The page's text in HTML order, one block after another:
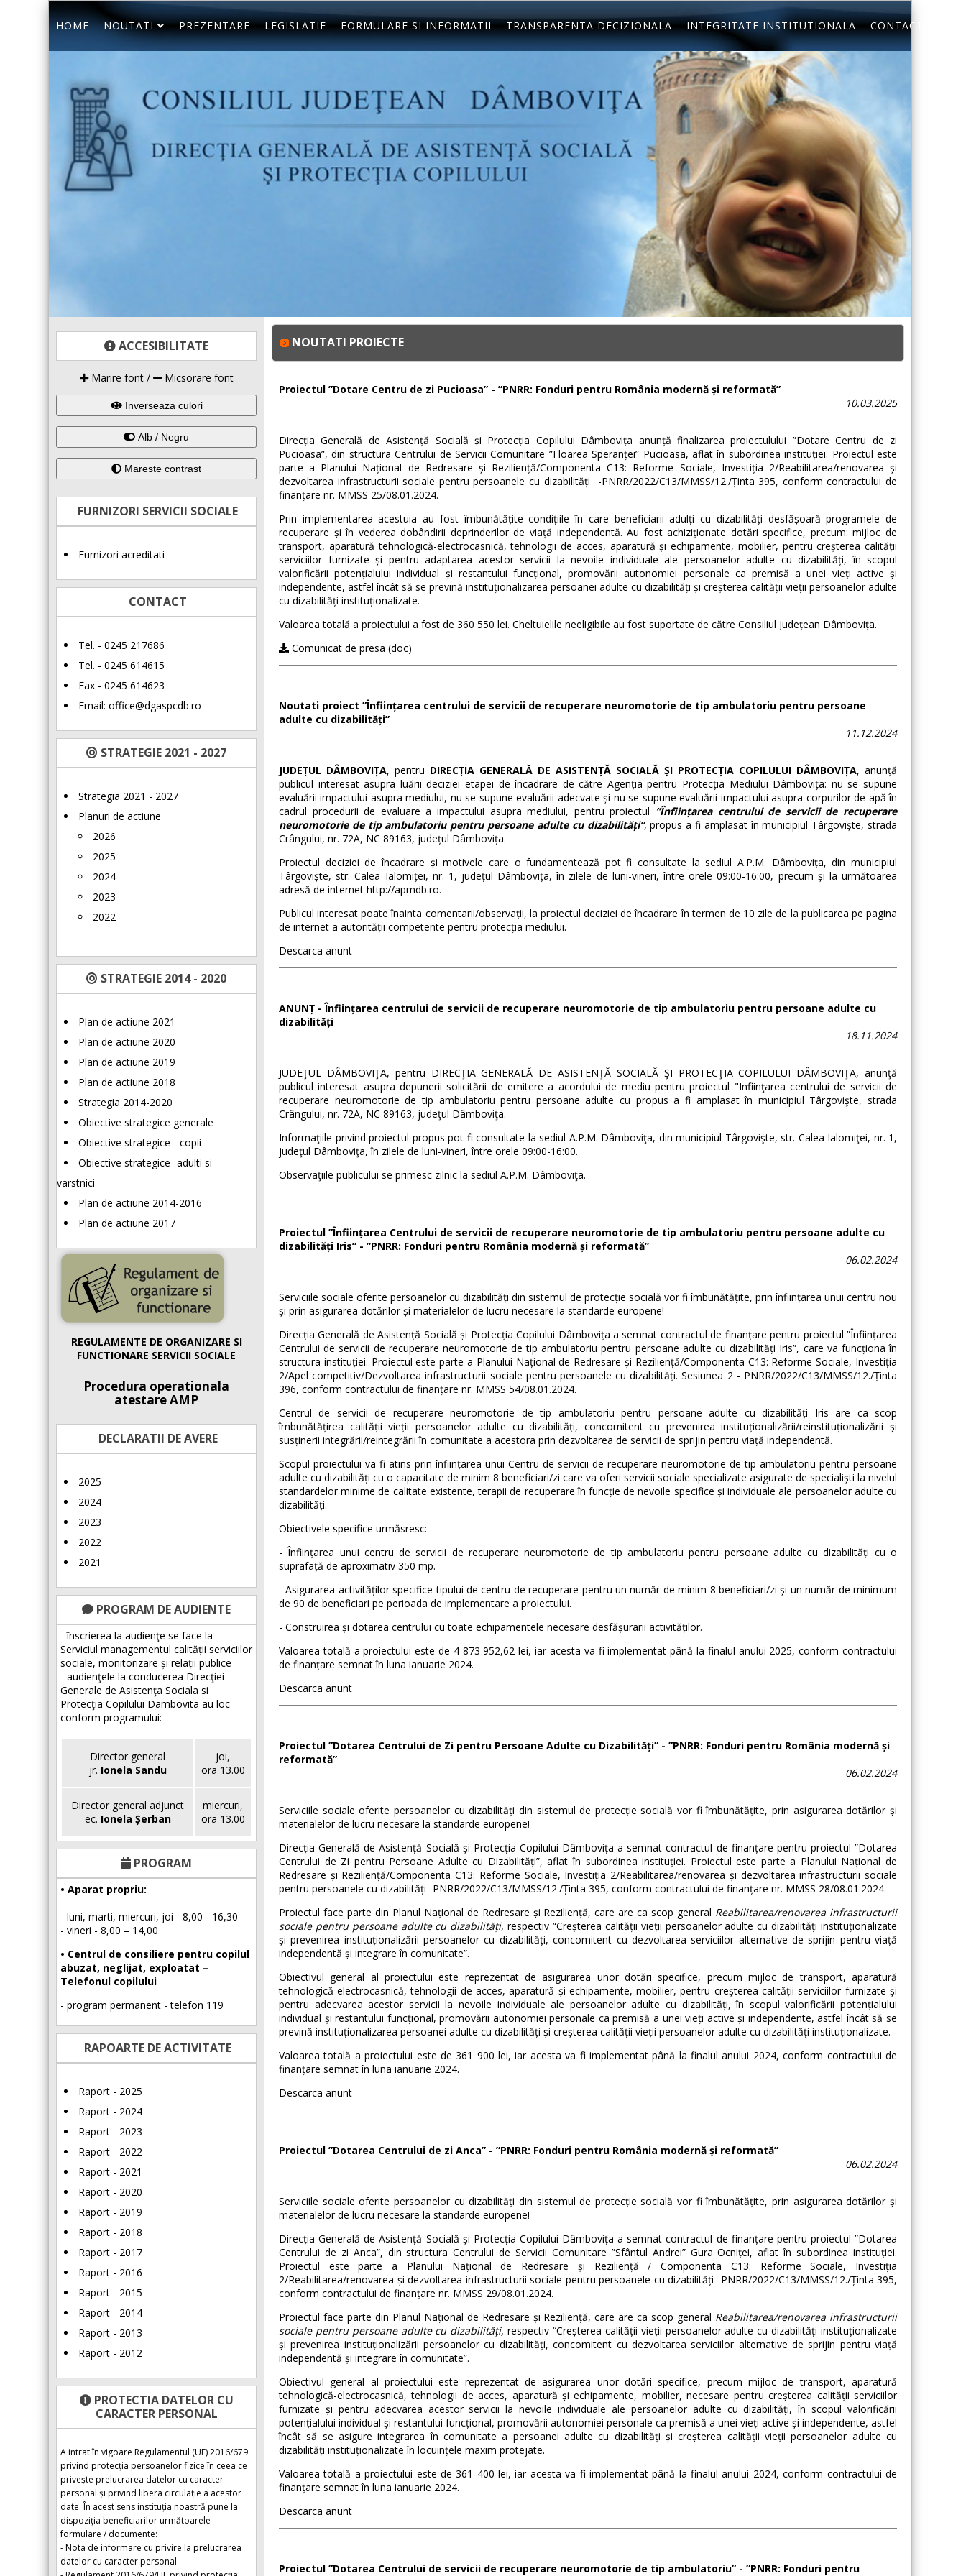
HOME NOUTATI PREZENTARE LEGISLATIE FORMULARE SI INFORMATII TRANSPARENTA DECIZIONALA INTEGRITATE INSTITUTIONALA CONTACT
ACCESIBILITATE
Marire font/ Micsorare font
Inverseaza culori
Alb / Negru
Mareste contrast
FURNIZORI SERVICII SOCIALE
Furnizori acreditati
CONTACT
Tel. - 0245 217686
Tel. - 0245 614615
Fax - 0245 614623
Email: office@dgaspcdb.ro
STRATEGIE 2021 - 2027
Strategia 2021 - 2027
Planuri de actiune
2026
2025
2024
2023
2022
STRATEGIE 2014 - 2020
Plan de actiune 2021
Plan de actiune 2020
Plan de actiune 2019
Plan de actiune 2018
Strategia 2014-2020
Obiective strategice generale
Obiective strategice - copii
Obiective strategice -adulti si
varstnici
Plan de actiune 2014-2016
Plan de actiune 2017
REGULAMENTE DE ORGANIZARE SI
FUNCTIONARE SERVICII SOCIALE
Procedura operationala
atestare AMP
DECLARATII DE AVERE
2025
2024
2023
2022
2021
PROGRAM DE AUDIENTE
- înscrierea la audienţe se face la
Serviciul managementul calității serviciilor
sociale, monitorizare și relații publice
- audienţele la conducerea Direcţiei
Generale de Asistenţa Sociala si
Protecţia Copilului Dambovita au loc
conform programului:
Director general
jr. Ionela Sandu
joi,
ora 13.00
Director general adjunct
ec. Ionela Șerban
miercuri,
ora 13.00
PROGRAM
• Aparat propriu:
- luni, marti, miercuri, joi - 8,00 - 16,30
- vineri - 8,00 – 14,00
• Centrul de consiliere pentru copilul
abuzat, neglijat, exploatat –
Telefonul copilului
- program permanent - telefon 119
RAPOARTE DE ACTIVITATE
Raport - 2025
Raport - 2024
Raport - 2023
Raport - 2022
Raport - 2021
Raport - 2020
Raport - 2019
Raport - 2018
Raport - 2017
Raport - 2016
Raport - 2015
Raport - 2014
Raport - 2013
Raport - 2012
PROTECTIA DATELOR CU
CARACTER PERSONAL
A intrat în vigoare Regulamentul (UE) 2016/679
privind protecția persoanelor fizice în ceea ce
privește prelucrarea datelor cu caracter
personal și privind libera circulație a acestor
date. În acest sens instituția noastră pune la
dispoziția beneficiarilor următoarele
formulare / documente:
- Nota de informare cu privire la prelucrarea
datelor cu caracter personal
NOUTATI PROIECTE
Proiectul ”Dotare Centru de zi Pucioasa” - ”PNRR: Fonduri pentru România modernă și reformată”
10.03.2025
Direcția Generală de Asistență Socială și Protecția Copilului Dâmbovița anunță finalizarea proiectulului ”Dotare Centru de zi
Pucioasa”, din structura Centrului de Servicii Comunitare ”Floarea Speranței” Pucioasa, aflat în subordinea instituției. Proiectul este
parte a Planului Național de Redresare și Reziliență/Componenta C13: Reforme Sociale, Investiția 2/Reabilitarea/renovarea și
dezvoltarea infrastructurii sociale pentru persoanele cu dizabilități -PNRR/2022/C13/MMSS/12./Ținta 395, conform contractului de
finanțare nr. MMSS 25/08.01.2024.
Prin implementarea acestuia au fost îmbunătățite condițiile în care beneficiarii adulți cu dizabilități desfășoară programele de
recuperare și în vederea dobândirii deprinderilor de viață independentă. Au fost achiziționate dotări specifice, precum: mijloc de
transport, aparatură tehnologică-electrocasnică, tehnologii de acces, aparatură și echipamente, mobilier, pentru creșterea calității
serviciilor furnizate și pentru adaptarea acestor servicii la nevoile individuale ale persoanelor adulte cu dizabilități, în scopul
valorificării potențialului individual și restantului funcțional, promovării autonomiei personale ca premisă a unei vieți active și
independente, astfel încât să se prevină instituționalizarea persoanei adulte cu dizabilități și creșterea calității vieții persoanelor adulte
cu dizabilități instituționalizate.
Valoarea totală a proiectului a fost de 360 550 lei. Cheltuielile neeligibile au fost suportate de către Consiliul Județean Dâmbovița.
Comunicat de presa (doc)
Noutati proiect ”Înființarea centrului de servicii de recuperare neuromotorie de tip ambulatoriu pentru persoane
adulte cu dizabilități”
11.12.2024
JUDEȚUL DÂMBOVIȚA, pentru DIRECȚIA GENERALĂ DE ASISTENȚĂ SOCIALĂ ȘI PROTECȚIA COPILULUI DÂMBOVIȚA, anunță
publicul interesat asupra luării deciziei etapei de încadrare de către Agenția pentru Protecția Mediului Dâmbovița: nu se supune
evaluării impactului asupra mediului, nu se supune evaluării adecvate și nu se supune evaluării impactului asupra corpurilor de apă în
cadrul procedurii de evaluare a impactului asupra mediului, pentru proiectul ”Înființarea centrului de servicii de recuperare
neuromotorie de tip ambulatoriu pentru persoane adulte cu dizabilități”, propus a fi amplasat în municipiul Târgoviște, strada
Crângului, nr. 72A, NC 89163, județul Dâmbovița.
Proiectul deciziei de încadrare și motivele care o fundamentează pot fi consultate la sediul A.P.M. Dâmbovița, din municipiul
Târgoviște, str. Calea Ialomiței, nr. 1, județul Dâmbovița, în zilele de luni-vineri, între orele 09:00-16:00, precum și la următoarea
adresă de internet http://apmdb.ro.
Publicul interesat poate înainta comentarii/observații, la proiectul deciziei de încadrare în termen de 10 zile de la publicarea pe pagina
de internet a autorității competente pentru protecția mediului.
Descarca anunt
ANUNȚ - Înființarea centrului de servicii de recuperare neuromotorie de tip ambulatoriu pentru persoane adulte cu
dizabilități
18.11.2024
JUDEŢUL DÂMBOVIŢA, pentru DIRECŢIA GENERALĂ DE ASISTENŢĂ SOCIALĂ ŞI PROTECŢIA COPILULUI DÂMBOVIŢA, anunţă
publicul interesat asupra depunerii solicitării de emitere a acordului de mediu pentru proiectul "Infiinţarea centrului de servicii de
recuperare neuromotorie de tip ambulatoriu pentru persoane adulte cu propus a fi amplasat în municipiul Târgovişte, strada
Crângului, nr. 72A, NC 89163, judeţul Dâmboviţa.
Informaţiile privind proiectul propus pot fi consultate la sediul A.P.M. Dâmboviţa, din municipiul Târgovişte, str. Calea Ialomiţei, nr. 1,
judeţul Dâmboviţa, în zilele de luni-vineri, între orele 09:00-16:00.
Observaţiile publicului se primesc zilnic la sediul A.P.M. Dâmboviţa.
Proiectul ”Înființarea Centrului de servicii de recuperare neuromotorie de tip ambulatoriu pentru persoane adulte cu
dizabilități Iris” - ”PNRR: Fonduri pentru România modernă și reformată”
06.02.2024
Serviciile sociale oferite persoanelor cu dizabilități din sistemul de protecție socială vor fi îmbunătățite, prin înființarea unui centru nou
și prin asigurarea dotărilor și materialelor de lucru necesare la standarde europene!
Direcția Generală de Asistență Socială și Protecția Copilului Dâmbovița a semnat contractul de finanțare pentru proiectul ”Înființarea
Centrului de servicii de recuperare neuromotorie de tip ambulatoriu pentru persoane adulte cu dizabilități Iris”, care va funcționa în
structura instituției. Proiectul este parte a Planului Național de Redresare și Reziliență/Componenta C13: Reforme Sociale, Investiția
2/Apel competitiv/Dezvoltarea infrastructurii sociale pentru persoanele cu dizabilități. Sesiunea 2 - PNRR/2022/C13/MMSS/12./Ținta
396, conform contractului de finanțare nr. MMSS 54/08.01.2024.
Centrul de servicii de recuperare neuromotorie de tip ambulatoriu pentru persoane adulte cu dizabilități Iris are ca scop
îmbunătățirea calității vieții persoanelor adulte cu dizabilități, concomitent cu prevenirea instituționalizării/reinstituționalizării și
susținerii integrării/reintegrării în comunitate a acestora prin dezvoltarea de servicii de sprijin pentru viață independentă.
Scopul proiectului va fi atins prin înființarea unui Centru de servicii de recuperare neuromotorie de tip ambulatoriu pentru persoane
adulte cu dizabilități cu o capacitate de minim 8 beneficiari/zi care va oferi servicii sociale specializate asigurate de specialiști la nivelul
standardelor minime de calitate existente, terapii de recuperare în funcție de nevoile specifice și individuale ale persoanelor adulte cu
dizabilități.
Obiectivele specifice urmăsresc:
- Înființarea unui centru de servicii de recuperare neuromotorie de tip ambulatoriu pentru persoane adulte cu dizabilități cu o
suprafață de aproximativ 350 mp.
- Asigurarea activităților specifice tipului de centru de recuperare pentru un număr de minim 8 beneficiari/zi și un număr de minimum
de 90 de beneficiari pe perioada de implementare a proiectului.
- Construirea și dotarea centrului cu toate echipamentele necesare desfășurarii activităților.
Valoarea totală a proiectului este de 4 873 952,62 lei, iar acesta va fi implementat până la finalul anului 2025, conform contractului
de finanțare semnat în luna ianuarie 2024.
Descarca anunt
Proiectul ”Dotarea Centrului de Zi pentru Persoane Adulte cu Dizabilități” - ”PNRR: Fonduri pentru România modernă și
reformată”
06.02.2024
Serviciile sociale oferite persoanelor cu dizabilități din sistemul de protecție socială vor fi îmbunătățite, prin asigurarea dotărilor și
materialelor de lucru necesare la standarde europene!
Direcția Generală de Asistență Socială și Protecția Copilului Dâmbovița a semnat contractul de finanțare pentru proiectul ”Dotarea
Centrului de Zi pentru Persoane Adulte cu Dizabilități”, aflat în subordinea instituției. Proiectul este parte a Planului Național de
Redresare și Reziliență/Componenta C13: Reforme Sociale, Investiția 2/Reabilitarea/renovarea și dezvoltarea infrastructurii sociale
pentru persoanele cu dizabilități -PNRR/2022/C13/MMSS/12./Ținta 395, conform contractului de finanțare nr. MMSS 28/08.01.2024.
Proiectul face parte din Planul Național de Redresare și Reziliență, care are ca scop general Reabilitarea/renovarea infrastructurii
sociale pentru persoane adulte cu dizabilități,respectiv “Creșterea calității vieții persoanelor adulte cu dizabilități instituționalizate
și prevenirea instituționalizării persoanelor cu dizabilități, concomitent cu dezvoltarea serviciilor alternative de sprijin pentru viață
independentă și integrare în comunitate”.
Obiectivul general al proiectului este reprezentat de asigurarea unor dotări specifice, precum mijloc de transport, aparatură
tehnologică-electrocasnică, tehnologii de acces, aparatură și echipamente, mobilier, pentru creșterea calității serviciilor furnizate și
pentru adecvarea acestor servicii la nevoile individuale ale persoanelor adulte cu dizabilități, în scopul valorificării potențialului
individual și restantului funcțional, promovării autonomiei personale ca premisă a unei vieți active și independente, astfel încât să se
prevină instituționalizarea persoanei adulte cu dizabilități și creșterea calității vieții persoanelor adulte cu dizabilități instituționalizate.
Valoarea totală a proiectului este de 361 900 lei, iar acesta va fi implementat până la finalul anului 2024, conform contractului de
finanțare semnat în luna ianuarie 2024.
Descarca anunt
Proiectul ”Dotarea Centrului de zi Anca” - ”PNRR: Fonduri pentru România modernă și reformată”
06.02.2024
Serviciile sociale oferite persoanelor cu dizabilități din sistemul de protecție socială vor fi îmbunătățite, prin asigurarea dotărilor și
materialelor de lucru necesare la standarde europene!
Direcția Generală de Asistență Socială și Protecția Copilului Dâmbovița a semnat contractul de finanțare pentru proiectul ”Dotarea
Centrului de zi Anca”, din structura Centrului de Servicii Comunitare ”Sfântul Andrei” Gura Ocniței, aflat în subordinea instituției.
Proiectul este parte a Planului Național de Redresare și Reziliență / Componenta C13: Reforme Sociale, Investiția
2/Reabilitarea/renovarea și dezvoltarea infrastructurii sociale pentru persoanele cu dizabilități -PNRR/2022/C13/MMSS/12./Ținta 395,
conform contractului de finanțare nr. MMSS 29/08.01.2024.
Proiectul face parte din Planul Național de Redresare și Reziliență, care are ca scop general Reabilitarea/renovarea infrastructurii
sociale pentru persoane adulte cu dizabilități,respectiv “Creșterea calității vieții persoanelor adulte cu dizabilități instituționalizate
și prevenirea instituționalizării persoanelor cu dizabilități, concomitent cu dezvoltarea serviciilor alternative de sprijin pentru viață
independentă și integrare în comunitate”.
Obiectivul general al proiectului este reprezentat de asigurarea unor dotări specifice, precum mijloc de transport, aparatură
tehnologică-electrocasnică, tehnologii de acces, aparatură și echipamente, mobilier, necesare pentru creșterea calității serviciilor
furnizate și pentru adecvarea acestor servicii la nevoile individuale ale persoanelor adulte cu dizabilități, în scopul valorificării
potențialului individual și restantului funcțional, promovării autonomiei personale ca premisă a unei vieți active și independente, astfel
încât să se asigure integrarea în comunitate a persoanei adulte cu dizabilități și creșterea calității vieții persoanelor adulte cu
dizabilități instituționalizate în locuințele maxim protejate.
Valoarea totală a proiectului este de 361 400 lei, iar acesta va fi implementat până la finalul anului 2024, conform contractului de
finanțare semnat în luna ianuarie 2024.
Descarca anunt
Proiectul ”Dotarea Centrului de servicii de recuperare neuromotorie de tip ambulatoriu” - ”PNRR: Fonduri pentru